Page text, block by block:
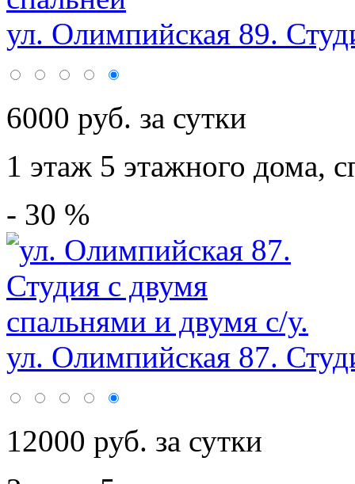
ул. Олимпийская 89.
6000 руб. за сутки
1 этаж 5 этажного дома,
- 30 %
ул. Олимпийская 87.
12000 руб. за сутки